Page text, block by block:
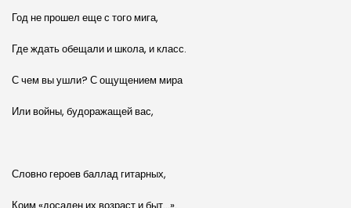
Год не прошел еще с того мига,
Где ждать обещали и школа, и класс.
С чем вы ушли? С ощущением мира
Или войны, будоражащей вас,
Словно героев баллад гитарных,